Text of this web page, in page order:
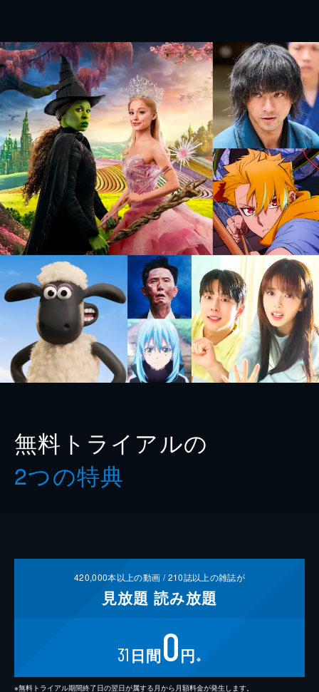
無料トライアルの
2つの特典
420,000本以上の動画 /210誌以上の雑誌が
見放題 読み放題
31 日間0円 ※
※無料トライアル期間終了日の翌日が属する月から月額料金が発生します。